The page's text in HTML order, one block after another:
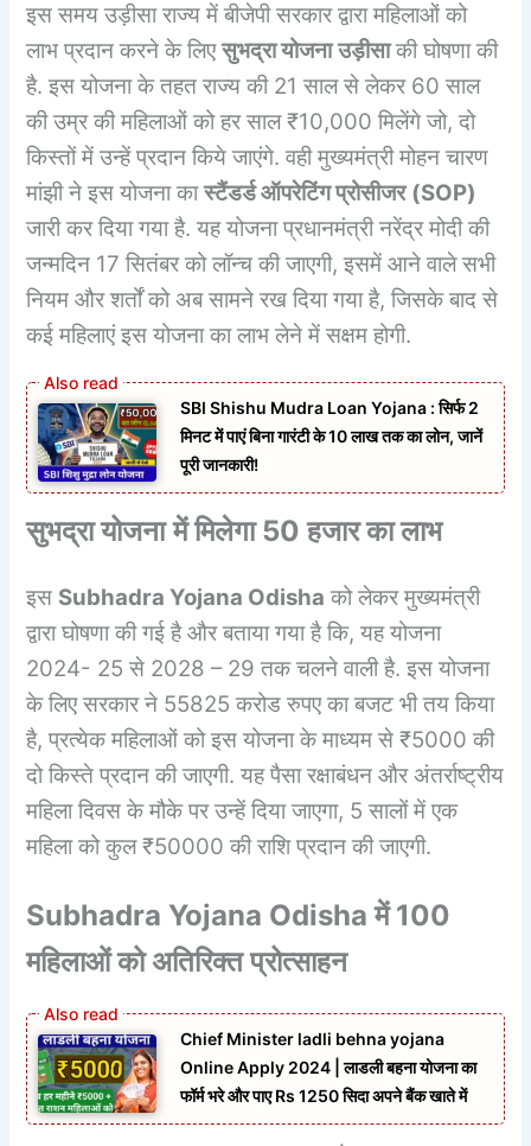
इस समय उड़ीसा राज्य में बीजेपी सरकार द्वारा महिलाओं को
लाभ प्रदान करने के लिएसुभद्रा योजना उड़ीसाकी घोषणा की
है. इस योजना के तहत राज्य की 21 साल से लेकर 60 साल
की उम्र की महिलाओं को हर साल ₹10,000 मिलेंगे जो, दो
किस्तों में उन्हें प्रदान किये जाएंगे. वही मुख्यमंत्री मोहन चारण
मांझी ने इस योजना कास्टैंडर्ड ऑपरेटिंग प्रोसीजर (SOP)
जारी कर दिया गया है. यह योजना प्रधानमंत्री नरेंद्र मोदी की
जन्मदिन 17 सितंबर को लॉन्च की जाएगी, इसमें आने वाले सभी
नियम और शर्तों को अब सामने रख दिया गया है, जिसके बाद से
कई महिलाएं इस योजना का लाभ लेने में सक्षम होगी.
SBI Shishu Mudra Loan Yojana : सिर्फ 2
मिनट में पाएं बिना गारंटी के 10 लाख तक का लोन, जानें
पूरी जानकारी!
सुभद्रा योजना में मिलेगा 50 हजार का लाभ
इस Subhadra Yojana Odisha को लेकर मुख्यमंत्री
द्वारा घोषणा की गई है और बताया गया है कि, यह योजना
2024- 25 से 2028 – 29 तक चलने वाली है. इस योजना
के लिए सरकार ने 55825 करोड रुपए का बजट भी तय किया
है, प्रत्येक महिलाओं को इस योजना के माध्यम से ₹5000 की
दो किस्ते प्रदान की जाएगी. यह पैसा रक्षाबंधन और अंतर्राष्ट्रीय
महिला दिवस के मौके पर उन्हें दिया जाएगा, 5 सालों में एक
महिला को कुल ₹50000 की राशि प्रदान की जाएगी.
Subhadra Yojana Odisha में 100
महिलाओं कोअतिरिक्त प्रोत्साहन
Chief Minister ladli behna yojana
Online Apply 2024 | लाडली बहना योजना का
फॉर्म भरे और पाए Rs 1250 सिदा अपने बैंक खाते में